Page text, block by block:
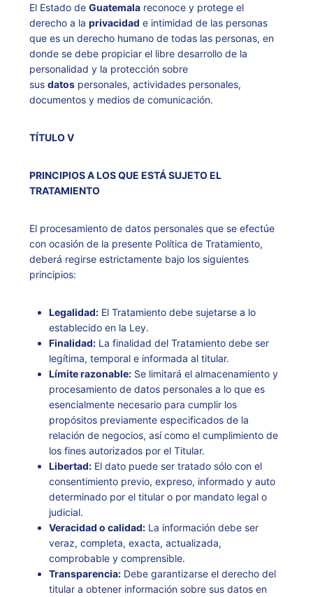
El Estado de Guatemala reconoce y protege el
derecho a la privacidad e intimidad de las personas
que es un derecho humano de todas las personas, en
donde se debe propiciar el libre desarrollo de la
personalidad y la protección sobre
sus datos personales, actividades personales,
documentos y medios de comunicación.
TÍTULO V
PRINCIPIOS A LOS QUE ESTÁ SUJETO EL
TRATAMIENTO
El procesamiento de datos personales que se efectúe
con ocasión de la presente Política de Tratamiento,
deberá regirse estrictamente bajo los siguientes
principios:
Legalidad: El Tratamiento debe sujetarse a lo
establecido en la Ley.
Finalidad: La finalidad del Tratamiento debe ser
legítima, temporal e informada al titular.
Límite razonable: Se limitará el almacenamiento y
procesamiento de datos personales a lo que es
esencialmente necesario para cumplir los
propósitos previamente especificados de la
relación de negocios, así como el cumplimiento de
los fines autorizados por el Titular.
Libertad: El dato puede ser tratado sólo con el
consentimiento previo, expreso, informado y auto
determinado por el titular o por mandato legal o
judicial.
Veracidad o calidad: La información debe ser
veraz, completa, exacta, actualizada,
comprobable y comprensible.
Transparencia: Debe garantizarse el derecho del
titular a obtener información sobre sus datos en